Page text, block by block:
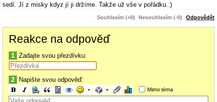
sedí. Jí z misky kdyz jí ji držíme. Takže už vše v pořádku.:)
Souhlasím (+0) Nesouhlasím (-0) Odpovědět
Reakce na odpověď
1 Zadajte svou přezdívku:
2 Napište svou odpověď:
Mimo téma